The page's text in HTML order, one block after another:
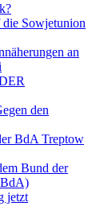
Sowjetunion
an
den
BdA Treptow
Bund der
jetzt